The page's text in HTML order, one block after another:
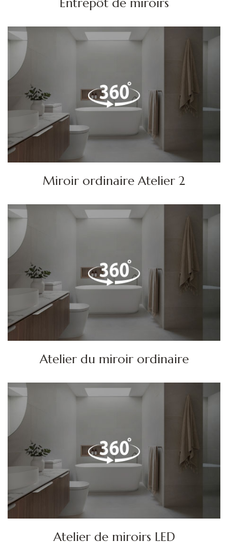
Miroir ordinaire Atelier 2
Atelier du miroir ordinaire
Atelier de miroirs LED